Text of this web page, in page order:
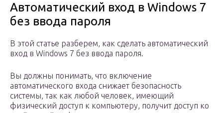
Автоматический вход в Windows 7
без ввода пароля
В этой статье разберем, как сделать автоматический
вход в Windows 7 без ввода пароля.
Вы должны понимать, что включение
автоматического входа снижает безопасность
системы, так как любой человек, имеющий
физический доступ к компьютеру, получит доступ ко